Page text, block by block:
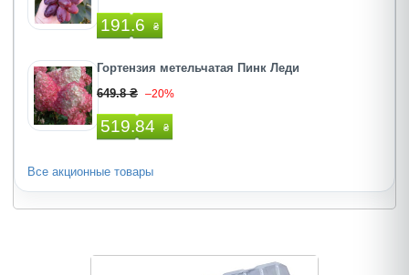
191.6 ₴
Гортензия метельчатая Пинк Леди
649.8 ₴ –20%
519.84 ₴
Все акционные товары